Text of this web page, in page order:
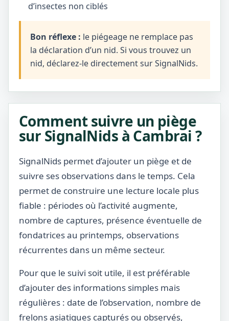
d’insectes non ciblés
Bon réflexe : le piégeage ne remplace pas
la déclaration d’un nid. Si vous trouvez un
nid, déclarez-le directement sur SignalNids.
Comment suivre un piège
sur SignalNids à Cambrai ?
SignalNids permet d’ajouter un piège et de
suivre ses observations dans le temps. Cela
permet de construire une lecture locale plus
fiable : périodes où l’activité augmente,
nombre de captures, présence éventuelle de
fondatrices au printemps, observations
récurrentes dans un même secteur.
Pour que le suivi soit utile, il est préférable
d’ajouter des informations simples mais
régulières : date de l’observation, nombre de
frelons asiatiques capturés ou observés,